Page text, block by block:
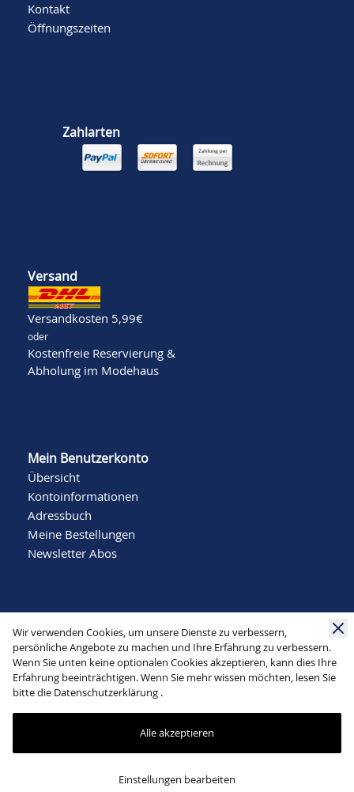
Wir verwenden Cookies, um unsere Dienste zu verbessern,
persönliche Angebote zu machen und Ihre Erfahrung zu verbessern.
Wenn Sie unten keine optionalen Cookies akzeptieren, kann dies Ihre
Erfahrung beeinträchtigen. Wenn Sie mehr wissen möchten, lesen Sie
bitte die Datenschutzerklärung .
Alle akzeptieren
Einstellungen bearbeiten
Kontakt
Öffnungszeiten
Zahlarten
Versand
Versandkosten 5,99€
oder
Kostenfreie Reservierung &
Abholung im Modehaus
Mein Benutzerkonto
Übersicht
Kontoinformationen
Adressbuch
Meine Bestellungen
Newsletter Abos
Social Media
Mode Schlichting | Bergstraße 22 | 32791 Lage |